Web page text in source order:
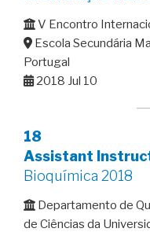
V Encontro
Escola Secundária
Portugal
2018 Jul 10
18
Assistant
Bioquímica 2018
Departamento de
de Ciências da